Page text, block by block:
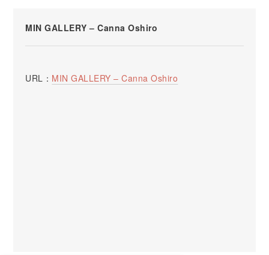
MIN GALLERY – Canna Oshiro
URL： MIN GALLERY – Canna Oshiro